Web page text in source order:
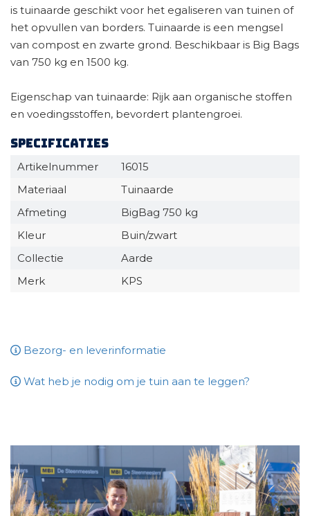
is tuinaarde geschikt voor het egaliseren van tuinen of
het opvullen van borders. Tuinaarde is een mengsel
van compost en zwarte grond. Beschikbaar is Big Bags
van 750 kg en 1500 kg.
Eigenschap van tuinaarde: Rijk aan organische stoffen
en voedingsstoffen, bevordert plantengroei.
Specificaties
Artikelnummer
16015
Materiaal
Tuinaarde
Afmeting
BigBag 750 kg
Kleur
Buin/zwart
Collectie
Aarde
Merk
KPS
Bezorg- en leverinformatie
Wat heb je nodig om je tuin aan te leggen?